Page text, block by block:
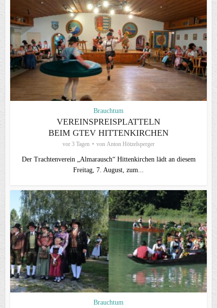
Brauchtum
VEREINSPREISPLATTELN
BEIM GTEV HITTENKIRCHEN
vor 3 Tagen von Anton Hötzelsperger
Der Trachtenverein „Almarausch“ Hittenkirchen lädt an diesem
Freitag, 7. August, zum...
Brauchtum